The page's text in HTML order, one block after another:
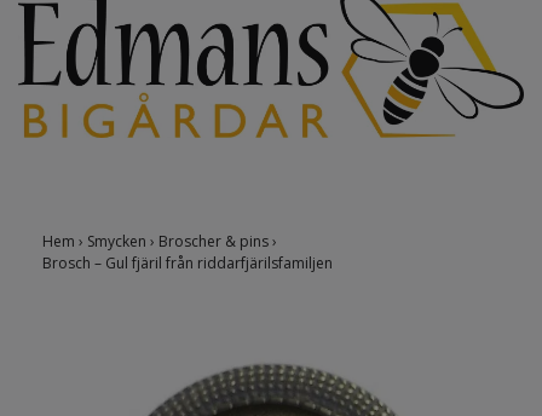
Hem › Smycken › Broscher & pins›
Brosch – Gul fjäril från riddarfjärilsfamiljen